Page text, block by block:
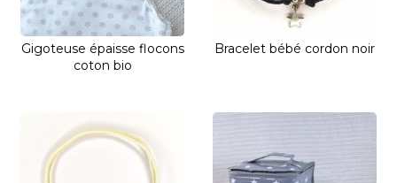
Gigoteuse épaisse flocons
coton bio
Bracelet bébé cordon noir